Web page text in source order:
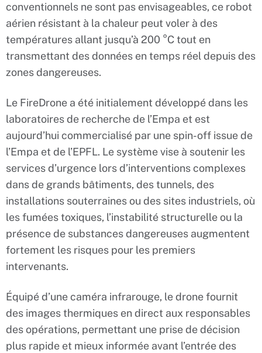
conventionnels ne sont pas envisageables, ce robot
aérien résistant à la chaleur peut voler à des
températures allant jusqu’à 200 °C tout en
transmettant des données en temps réel depuis des
zones dangereuses.
Le FireDrone a été initialement développé dans les
laboratoires de recherche de l’Empa et est
aujourd’hui commercialisé par une spin-off issue de
l’Empa et de l’EPFL. Le système vise à soutenir les
services d’urgence lors d’interventions complexes
dans de grands bâtiments, des tunnels, des
installations souterraines ou des sites industriels, où
les fumées toxiques, l’instabilité structurelle ou la
présence de substances dangereuses augmentent
fortement les risques pour les premiers
intervenants.
Équipé d’une caméra infrarouge, le drone fournit
des images thermiques en direct aux responsables
des opérations, permettant une prise de décision
plus rapide et mieux informée avant l’entrée des